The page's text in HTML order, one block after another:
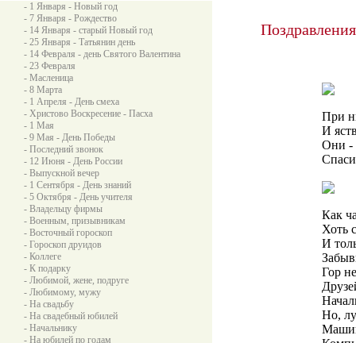
- 1 Января - Новый год
- 7 Января - Рождество
- 14 Января - старый Новый год
- 25 Января - Татьянин день
- 14 Февраля - день Святого Валентина
- 23 Февраля
- Масленица
- 8 Марта
- 1 Апреля - День смеха
- Христово Воскресение - Пасха
- 1 Мая
- 9 Мая - День Победы
- Последний звонок
- 12 Июня - День России
- Выпускной вечер
- 1 Сентября - День знаний
- 5 Октября - День учителя
- Владельцу фирмы
- Военным, призывникам
- Восточный гороскоп
- Гороскоп друидов
- Коллеге
- К подарку
- Любимой, жене, подруге
- Любимому, мужу
- На свадьбу
- На свадебный юбилей
- Начальнику
- На юбилей по годам
При
И
Они -
Как
Хоть
И
Гор
Но,